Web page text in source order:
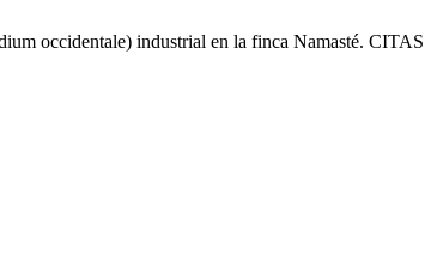
occidentale) industrial en la finca Namasté. CITAS